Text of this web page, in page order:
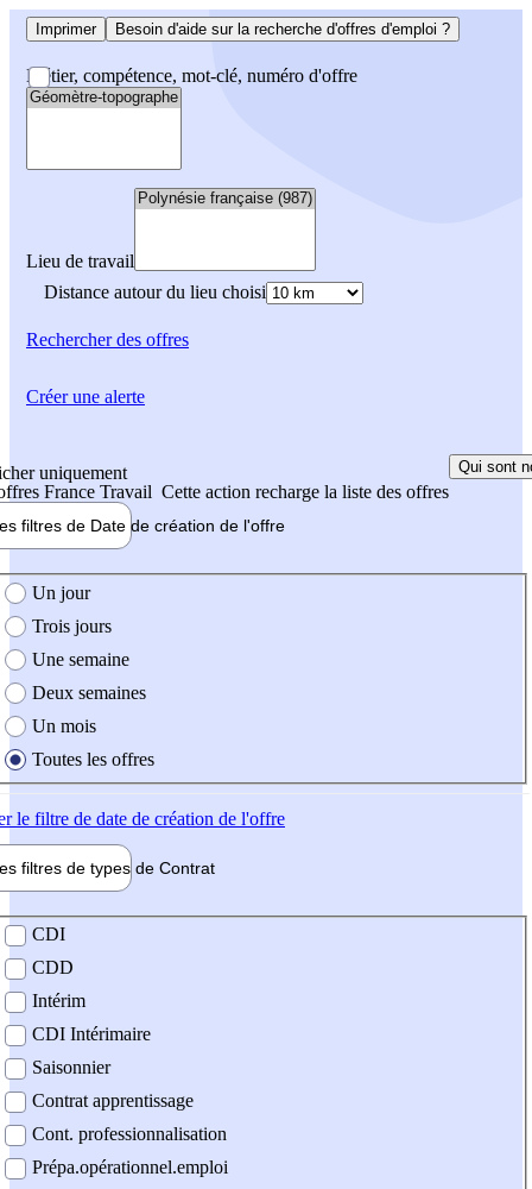
Imprimer Besoin d'aide sur la recherche d'offres d'emploi ?
Métier, compétence, mot-clé, numéro d'offre
Lieu de travail
Distance autour du lieu choisi
Rechercherdes offres
uniquement
France Travail Cette action recharge la liste des offres
Qui sont
filtres de Date de création de l'offre
création de l'offre
Un jour
Trois jours
Une semaine
Deux semaines
Un mois
Toutes les offres
le filtre de date de création de l'offre
filtres de types de Contrat
contrat
CDI
CDD
Intérim
CDI Intérimaire
Saisonnier
Contrat apprentissage
Cont. professionnalisation
Prépa.opérationnel.emploi
Créer une alerte